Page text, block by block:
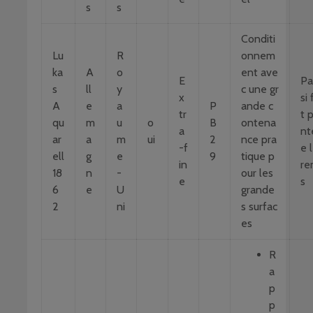
s s
Lu
ka
s
A
qu
ar
ell
18
6
2
A
ll
e
m
a
g
n
e
R
o
y
a
u
m
e
-
U
ni
o
ui
E
x
tr
a
-f
in
e
P
B
2
9
Conditi
onnem
ent ave
c une gr
ande c
ontena
nce pra
tique p
our les
grande
s surfac
es
si
t
e
s
R
a
p
p